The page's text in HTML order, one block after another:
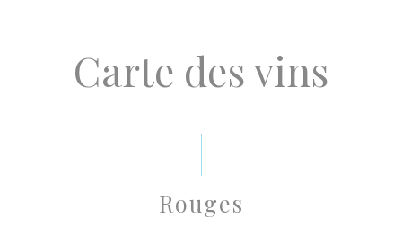
Carte des vins
Rouges